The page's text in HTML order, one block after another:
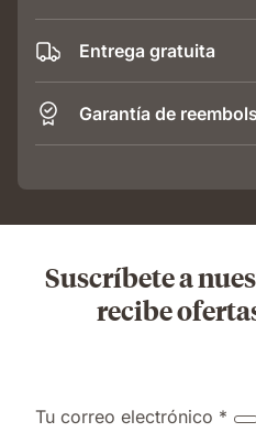
Entrega gratuita
Garantía de
Suscríbete a
recibe
Tu correo electrónico *